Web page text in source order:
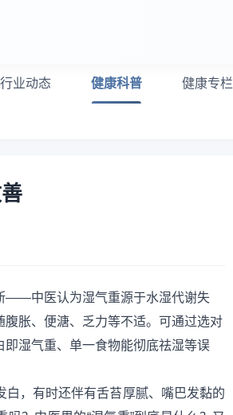
行业动态 健康科普 健康专栏
——中医认为湿气重源于水湿代谢失
胀、便溏、乏力等不适。可通过选对
湿气重、单一食物能彻底祛湿等误
，有时还伴有舌苔厚腻、嘴巴发黏的